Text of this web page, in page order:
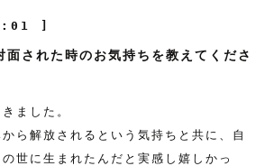
]
面された時のお気持ちを教えてくださ
ました。
ら解放されるという気持ちと共に、自
世に生まれたんだと実感し嬉しかっ